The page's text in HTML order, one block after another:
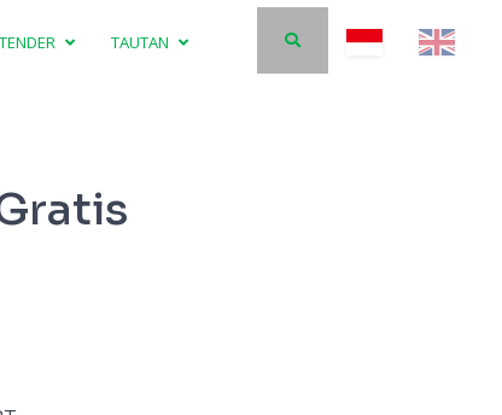
TENDER TAUTAN